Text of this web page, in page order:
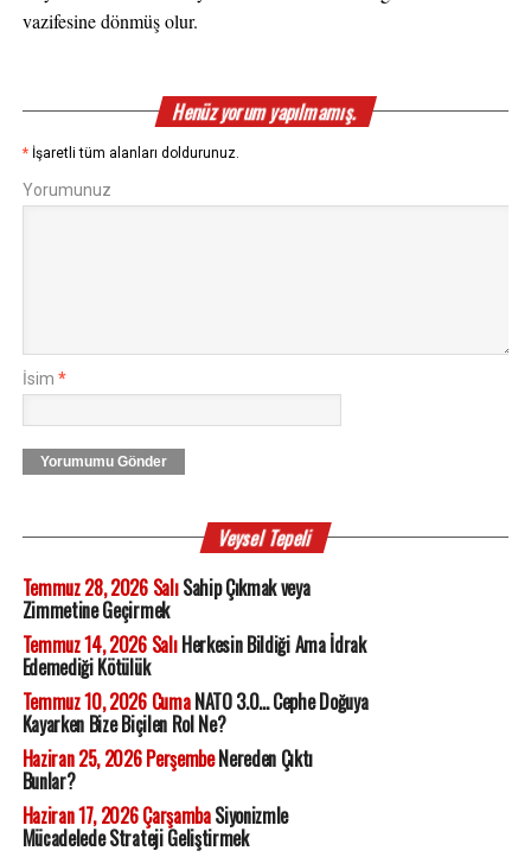
vazifesine dönmüş olur.
Henüz yorum yapılmamış.
* İşaretli tüm alanları doldurunuz.
Yorumunuz
İsim *
Yorumumu Gönder
Veysel Tepeli
Temmuz 28, 2026 SalıSahip Çıkmak veya
Zimmetine Geçirmek
Temmuz 14, 2026 SalıHerkesin Bildiği Ama İdrak
Edemediği Kötülük
Temmuz 10, 2026 CumaNATO 3.0... Cephe Doğuya
Kayarken Bize Biçilen Rol Ne?
Haziran 25, 2026 PerşembeNereden Çıktı
Bunlar?
Haziran 17, 2026 ÇarşambaSiyonizmle
Mücadelede Strateji Geliştirmek